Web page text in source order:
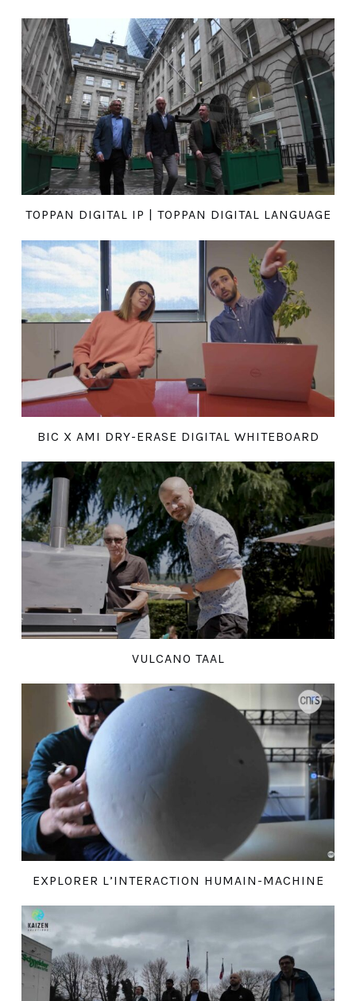
TOPPAN DIGITAL IP | TOPPAN DIGITAL LANGUAGE
BIC X AMI DRY-ERASE DIGITAL WHITEBOARD
VULCANO TAAL
EXPLORER L’INTERACTION HUMAIN-MACHINE